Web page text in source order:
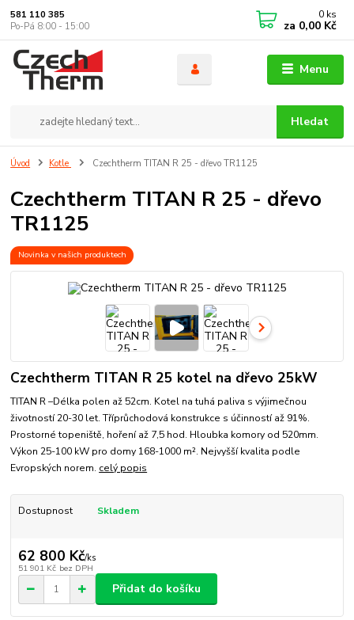
Menu
Hledat
581 110 385
Po-Pá 8:00 - 15:00
0 ks
za 0,00 Kč
Úvod Kotle Czechtherm TITAN R 25 - dřevo TR1125
Czechtherm TITAN R 25 - dřevo
TR1125
Novinka v našich produktech
Czechtherm TITAN R 25 kotel na dřevo 25kW
TITAN R –Délka polen až 52cm. Kotel na tuhá paliva s výjimečnou
životností 20-30 let. Tříprůchodová konstrukce s účinností až 91%.
Prostorné topeniště, hoření až 7,5 hod. Hloubka komory od 520mm.
Výkon 25-100 kW pro domy 168-1000 m². Nejvyšší kvalita podle
Evropských norem. celý popis
Dostupnost Skladem
62 800 Kč/ks
51 901 Kč bez DPH
Přidat do košíku